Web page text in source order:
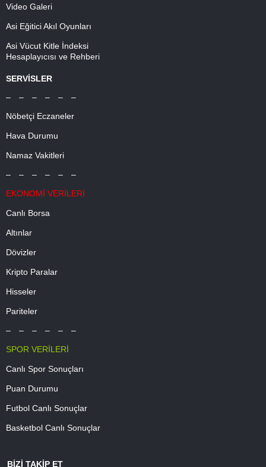
Video Galeri
Asi Eğitici Akıl Oyunları
Asi Vücut Kitle İndeksi
Hesaplayıcısı ve Rehberi
SERVİSLER
– – – – – –
Nöbetçi Eczaneler
Hava Durumu
Namaz Vakitleri
– – – – – –
EKONOMİ VERİLERİ
Canlı Borsa
Altınlar
Dövizler
Kripto Paralar
Hisseler
Pariteler
– – – – – –
SPOR VERİLERİ
Canlı Spor Sonuçları
Puan Durumu
Futbol Canlı Sonuçlar
Basketbol Canlı Sonuçlar
BİZİ TAKİP ET